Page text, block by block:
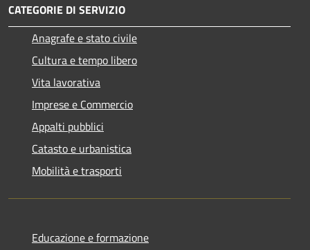
CATEGORIE DI SERVIZIO
Anagrafe e stato civile
Cultura e tempo libero
Vita lavorativa
Imprese e Commercio
Appalti pubblici
Catasto e urbanistica
Mobilità e trasporti
Educazione e formazione